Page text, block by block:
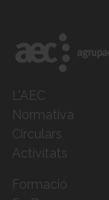
L'AEC
Normativa
Circulars
Activitats
Formació